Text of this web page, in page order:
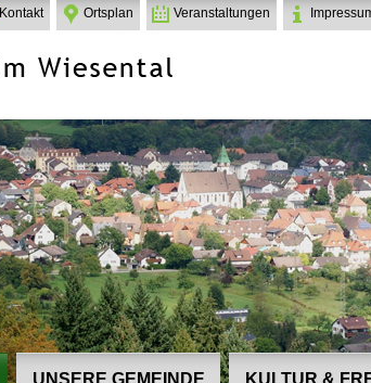
Kontakt Ortsplan Veranstaltungen
UNSERE GEMEINDE KULTUR &